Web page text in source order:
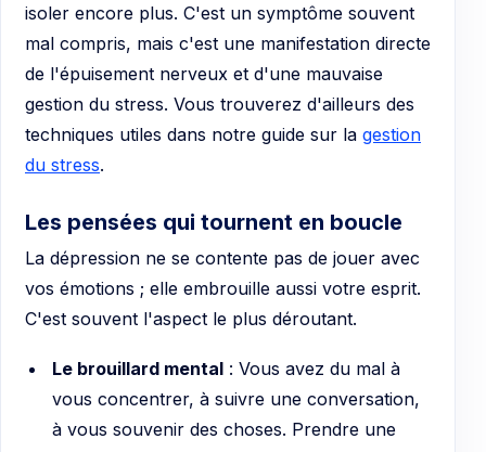
isoler encore plus. C'est un symptôme souvent
mal compris, mais c'est une manifestation directe
de l'épuisement nerveux et d'une mauvaise
gestion du stress. Vous trouverez d'ailleurs des
techniques utiles dans notre guide sur la gestion
du stress.
Les pensées qui tournent en boucle
La dépression ne se contente pas de jouer avec
vos émotions ; elle embrouille aussi votre esprit.
C'est souvent l'aspect le plus déroutant.
Le brouillard mental: Vous avez du mal à
vous concentrer, à suivre une conversation,
à vous souvenir des choses. Prendre une